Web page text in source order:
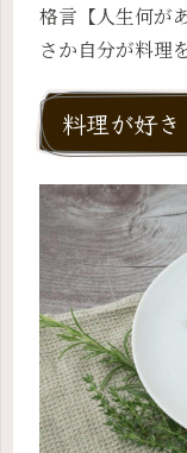
格言【人生何が
さか自分が料理
料理が好き